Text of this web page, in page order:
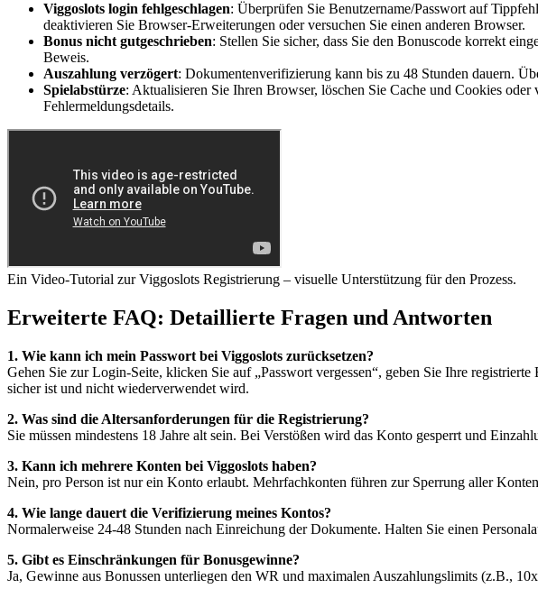
Viggoslots login fehlgeschlagen: Überprüfen Sie Benutzername/Passwort auf
deaktivieren Sie Browser-Erweiterungen oder versuchen Sie einen anderen Browser.
Bonus nicht gutgeschrieben: Stellen Sie sicher, dass Sie den Bonuscode korrekt
Beweis.
Auszahlung verzögert: Dokumentenverifizierung kann bis zu 48 Stunden dauern.
Spielabstürze: Aktualisieren Sie Ihren Browser, löschen Sie Cache und Cookies
Fehlermeldungsdetails.
Ein Video-Tutorial zur Viggoslots Registrierung – visuelle Unterstützung für den Prozess.
Erweiterte FAQ: Detaillierte Fragen und Antworten
1. Wie kann ich mein Passwort bei Viggoslots zurücksetzen?
Gehen Sie zur Login-Seite, klicken Sie auf „Passwort vergessen“, geben Sie Ihre
sicher ist und nicht wiederverwendet wird.
2. Was sind die Altersanforderungen für die Registrierung?
Sie müssen mindestens 18 Jahre alt sein. Bei Verstößen wird das Konto gesperrt und
3. Kann ich mehrere Konten bei Viggoslots haben?
Nein, pro Person ist nur ein Konto erlaubt. Mehrfachkonten führen zur Sperrung aller
4. Wie lange dauert die Verifizierung meines Kontos?
Normalerweise 24-48 Stunden nach Einreichung der Dokumente. Halten Sie einen
5. Gibt es Einschränkungen für Bonusgewinne?
Ja, Gewinne aus Bonussen unterliegen den WR und maximalen Auszahlungslimits (z.B.,